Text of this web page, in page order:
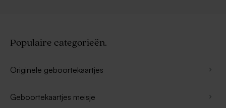
Populaire categorieën.
Originele geboortekaartjes
Geboortekaartjes meisje